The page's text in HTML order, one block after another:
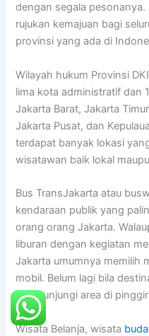
dengan segala
rujukan kemajuan bagi
provinsi yang ada di
Wilayah hukum Provinsi
lima kota administratif dan
Jakarta Barat, Jakarta
Jakarta Pusat, dan
terdapat banyak lokasi
wisatawan baik lokal
Bus TransJakarta atau
kendaraan publik yang
orang orang Jakarta.
liburan dengan kegiatan
Jakarta umumnya memilih
mobil. Belum lagi bila
mengunjungi area di
Wisata Belanja, wisata